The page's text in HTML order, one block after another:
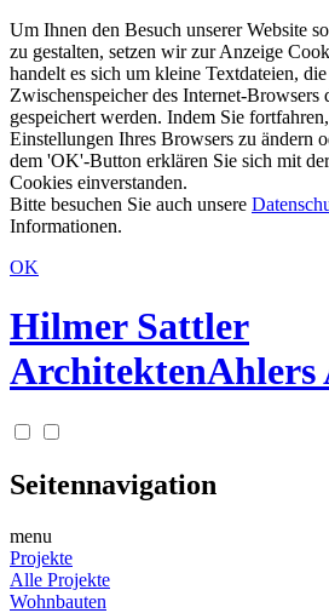
Um Ihnen den Besuch unserer Website
zu gestalten, setzen wir zur Anzeige
handelt es sich um kleine Textdateien,
Zwischenspeicher des Internet-Browsers
gespeichert werden. Indem Sie
Einstellungen Ihres Browsers zu ändern
dem 'OK'-Button erklären Sie sich mit
Cookies einverstanden.
Bitte besuchen Sie auch unsere
Informationen.
OK
Hilmer Sattler
ArchitektenAhlers
Seitennavigation
menu
Projekte
Alle Projekte
Wohnbauten